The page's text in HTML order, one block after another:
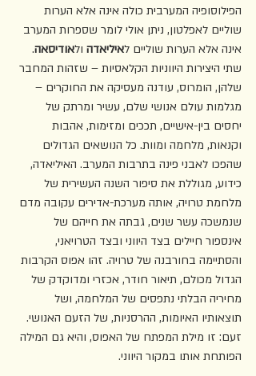
הפילוסופיה המערבית כולה אינה אלא הערות
שוליים לאפלטון, ניתן אולי לומר שספרות המערב
אינה אלא הערות שוליים לאיליאדה ולאודיסאה.
שתי היצירות היווניות הקלאסיות – שזהות המחבר
שלהן, הומרוס, עודנה מעסיקה את החוקרים –
מגלמות עולם אנושי שלם, עשיר ומרתק של
יחסים בין-אישיים, תככים ומזימות, אהבות
וקנאות, מלחמה ומוות. כל הנושאים הגדולים
שהפכו לאבני פינה בתרבות המערב. האיליאדה,
כידוע, מגוללת את סיפור השנה העשירית של
מלחמת טרויה, אותה מערכת-אדירים עקובה מדם
שנמשכה עשר שנים, גבתה את חייהם של
אינספור חיילים בצד היווני ובצד הטרויאני,
והסתיימה בחורבנה של טרויה. זהו אפוס הקרבות
הגדול מכולם, תיאור חודר, אכזרי ומדוקדק של
מחיריה הבלתי נתפסים של המלחמה, ושל
תוצאותיו האיומות, ההרסניות, של הזעם האנושי.
זעם: זו מילת המפתח של האפוס, והיא גם המילה
הפותחת אותו במקור היווני.